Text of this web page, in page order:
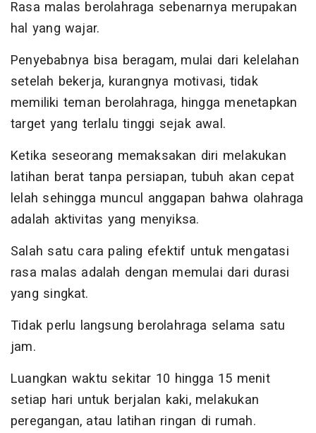
Rasa malas berolahraga sebenarnya merupakan
hal yang wajar.
Penyebabnya bisa beragam, mulai dari kelelahan
setelah bekerja, kurangnya motivasi, tidak
memiliki teman berolahraga, hingga menetapkan
target yang terlalu tinggi sejak awal.
Ketika seseorang memaksakan diri melakukan
latihan berat tanpa persiapan, tubuh akan cepat
lelah sehingga muncul anggapan bahwa olahraga
adalah aktivitas yang menyiksa.
Salah satu cara paling efektif untuk mengatasi
rasa malas adalah dengan memulai dari durasi
yang singkat.
Tidak perlu langsung berolahraga selama satu
jam.
Luangkan waktu sekitar 10 hingga 15 menit
setiap hari untuk berjalan kaki, melakukan
peregangan, atau latihan ringan di rumah.